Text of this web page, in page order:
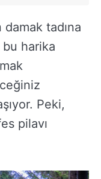
tadına
harika
Peki,
pilavı